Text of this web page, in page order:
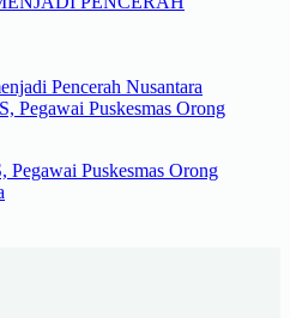
Pencerah Nusantara
Pegawai Puskesmas Orong